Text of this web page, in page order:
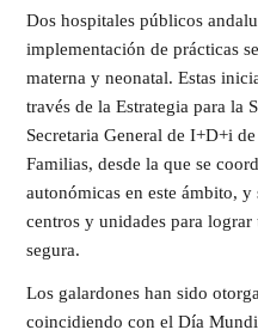
Dos hospitales públicos
implementación de prácticas
materna y neonatal. Estas
través de la Estrategia para la
Secretaria General de I+D+i
Familias, desde la que se
autonómicas en este ámbito, y
centros y unidades para
segura.
Los galardones han sido
coincidiendo con el Día